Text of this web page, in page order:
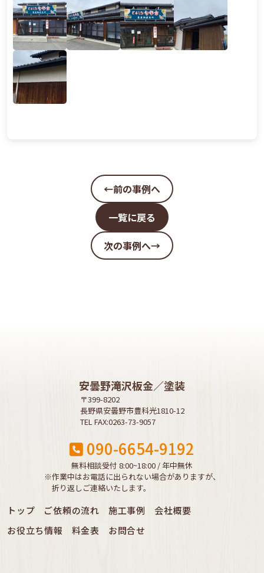
←前の事例へ
次の事例へ→
一覧に戻る
安曇野滝沢板金／塗装
〒399-8202
長野県安曇野市豊科光1810-12
TEL FAX:0263-73-9057
090-6654-9192
無料相談受付 8:00~18:00 / 年中無休
※作業中はお電話に出られない場合がありますが、
折り返しご連絡いたします。
トップ ご依頼の流れ 施工事例
会社概要
お役立ち情報
料金表 お問合せ